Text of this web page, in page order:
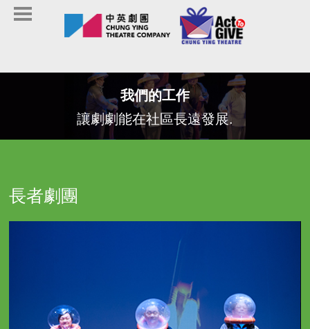
我們的工作
讓劇劇能在社區長遠發展.
長者劇團